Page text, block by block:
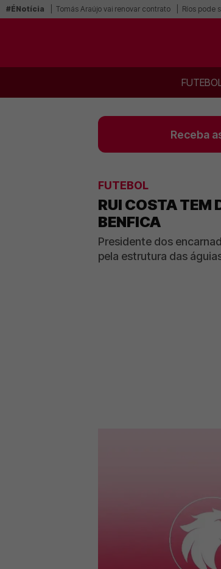
#ÉNotícia Tomás Araújo vai renovar contrato Ríos pode
Receba
FUTEBOL
RUI COSTA TEM
BENFICA
Presidente dos
pela estrutura das